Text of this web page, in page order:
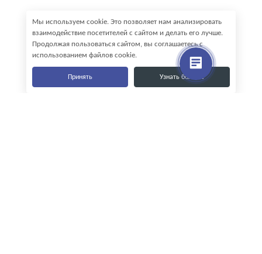
Мы используем cookie. Это позволяет нам анализировать
взаимодействие посетителей с сайтом и делать его лучше.
Продолжая пользоваться сайтом, вы соглашаетесь с
использованием файлов cookie.
Принять Узнать больше